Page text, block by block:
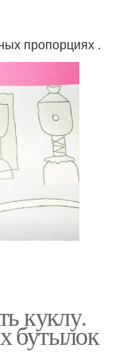
пропорциях .
куклу.
бутылок